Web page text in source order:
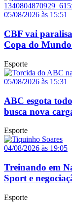
05/08/2026 às 15:51
CBF vai
Copa do
Esporte
05/08/2026 às 15:31
ABC esgota
busca nova
Esporte
04/08/2026 às 19:05
Treinando em
Sport e
Esporte